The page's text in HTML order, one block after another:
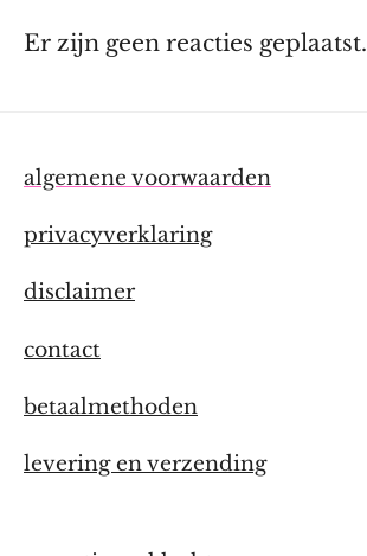
Er zijn geen reacties geplaatst.
algemene voorwaarden
privacyverklaring
disclaimer
contact
betaalmethoden
levering en verzending